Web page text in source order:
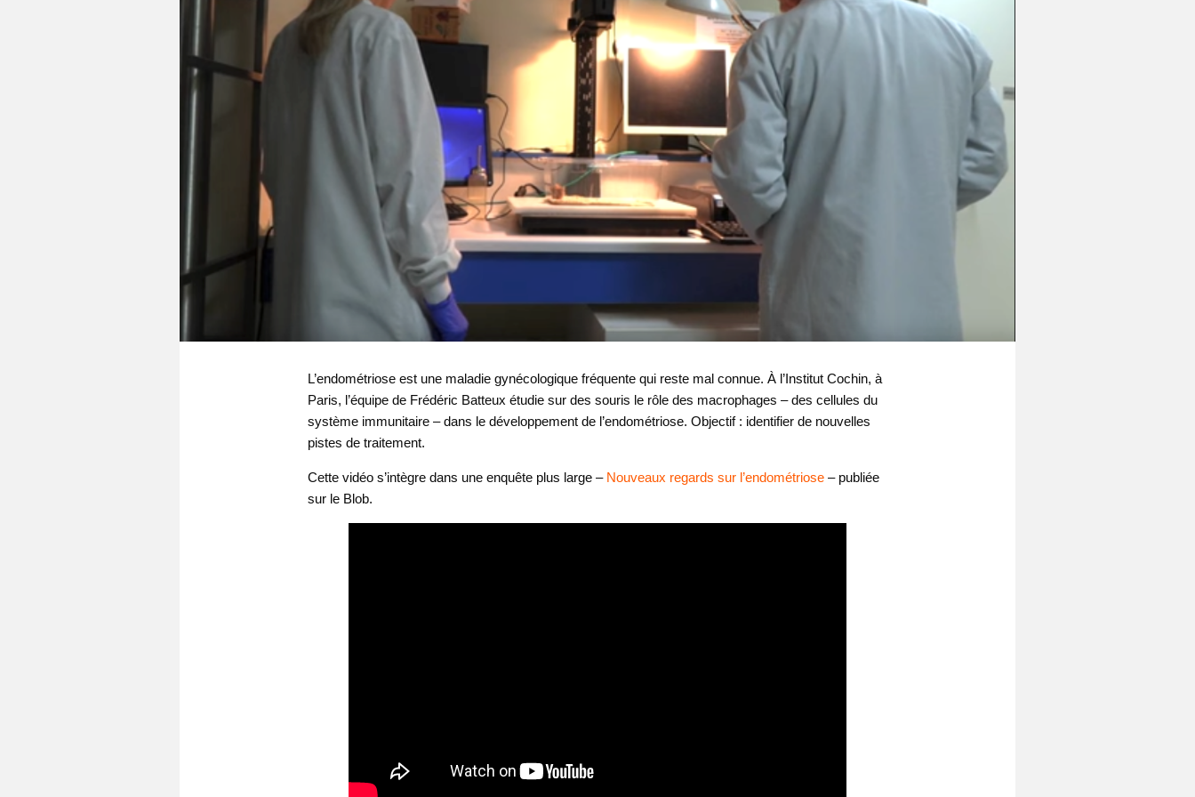
L’endométriose est une maladie gynécologique fréquente qui reste mal connue. À l’Institut Cochin, à
Paris, l’équipe de Frédéric Batteux étudie sur des souris le rôle des macrophages – des cellules du
système immunitaire – dans le développement de l’endométriose. Objectif : identifier de nouvelles
pistes de traitement.
Cette vidéo s’intègre dans une enquête plus large – Nouveaux regards sur l’endométriose– publiée
sur le Blob.